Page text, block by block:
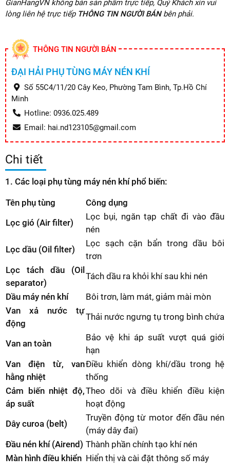
GianHangVN không bán sản phẩm trực tiếp, Quý Khách xin vui
lòng liên hệ trực tiếp THÔNG TIN NGƯỜI BÁNbên phải.
THÔNG TIN NGƯỜI BÁN
ĐẠI HẢI PHỤ TÙNG MÁY NÉN KHÍ
Số 55C4/11/20 Cây Keo, Phường Tam Bình, Tp.Hồ Chí
Minh
Hotline: 0936.025.489
Email: hai.nd123105@gmail.com
Chi tiết
1. Các loại phụ tùng máy nén khí phổ biến:
Tên phụ tùng
Công dụng
Lọc gió (Air filter)
Lọc bụi, ngăn tạp chất đi vào đầu
nén
Lọc dầu (Oil filter)
Lọc sạch cặn bẩn trong dầu bôi
trơn
Lọc tách dầu (Oil
separator)
Tách dầu ra khỏi khí sau khi nén
Dầu máy nén khí
Bôi trơn, làm mát, giảm mài mòn
Van xả nước tự
động
Thải nước ngưng tụ trong bình chứa
Van an toàn
Bảo vệ khi áp suất vượt quá giới
hạn
Van điện từ, van
hằng nhiệt
Điều khiển dòng khí/dầu trong hệ
thống
Cảm biến nhiệt độ,
áp suất
Theo dõi và điều khiển điều kiện
hoạt động
Dây curoa (belt)
Truyền động từ motor đến đầu nén
(máy dây đai)
Đầu nén khí (Airend) Thành phần chính tạo khí nén
Màn hình điều khiển Hiển thị và cài đặt thông số máy